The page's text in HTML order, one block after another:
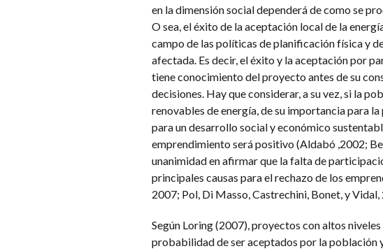
en la dimensión social dependerá de como se
O sea, el éxito de la aceptación local de la
campo de las políticas de planificación física y
afectada. Es decir, el éxito y la aceptación por
tiene conocimiento del proyecto antes de su
decisiones. Hay que considerar, a su vez, si la
renovables de energía, de su importancia para
para un desarrollo social y económico
emprendimiento será positivo (Aldabó ,2002;
unanimidad en afirmar que la falta de
principales causas para el rechazo de los
2007; Pol, Di Masso, Castrechini, Bonet, y
Según Loring (2007), proyectos con altos
probabilidad de ser aceptados por la población